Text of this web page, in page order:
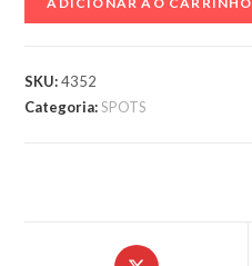
SKU:4352
Categoria:SPOTS